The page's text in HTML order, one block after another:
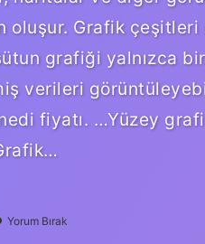
oluşur. Grafik
grafiği yalnızca
verileri
fiyatı. …Yüzey
Yorum Bırak